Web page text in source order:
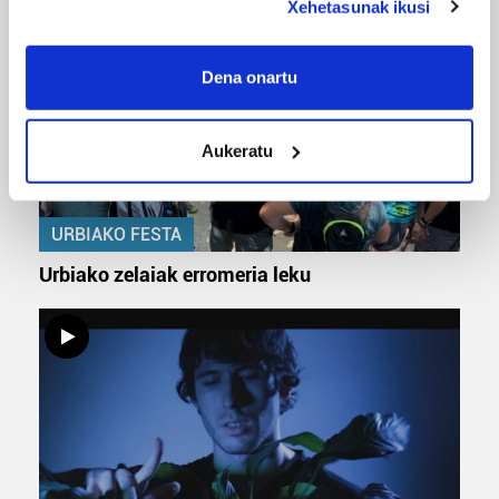
If you allow, we would also like to:
Collect information about your geographical
meters
Identify your device by actively scanning it for
specific characteristics (fingerprinting)
Find out more about how your personal data is processed
and set your preferences in thedetails section .
teknologia erabiliz, cookieak adibidez, iragarki eta eduki
pertsonalizatuak eskaintzeko, iragarkiak eta edukia
neurtzeko, jendeari buruzko informazioa biltzeko eta
produktuak garatzeko. Zure datuak nork eta zertarako
erabiltzen dituen hauta dezakezu.
Xehetasunak ikusi
Dena onartu
Aukeratu
URBIAKO FESTA
Urbiako zelaiak erromeria leku